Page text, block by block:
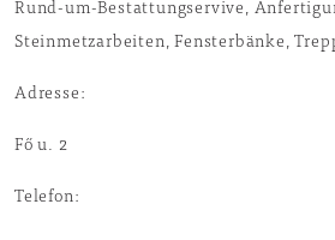
Rund-um-Bestattungservive,
Steinmetzarbeiten, Fensterbänke,
Adresse:
Fő u. 2
Telefon: